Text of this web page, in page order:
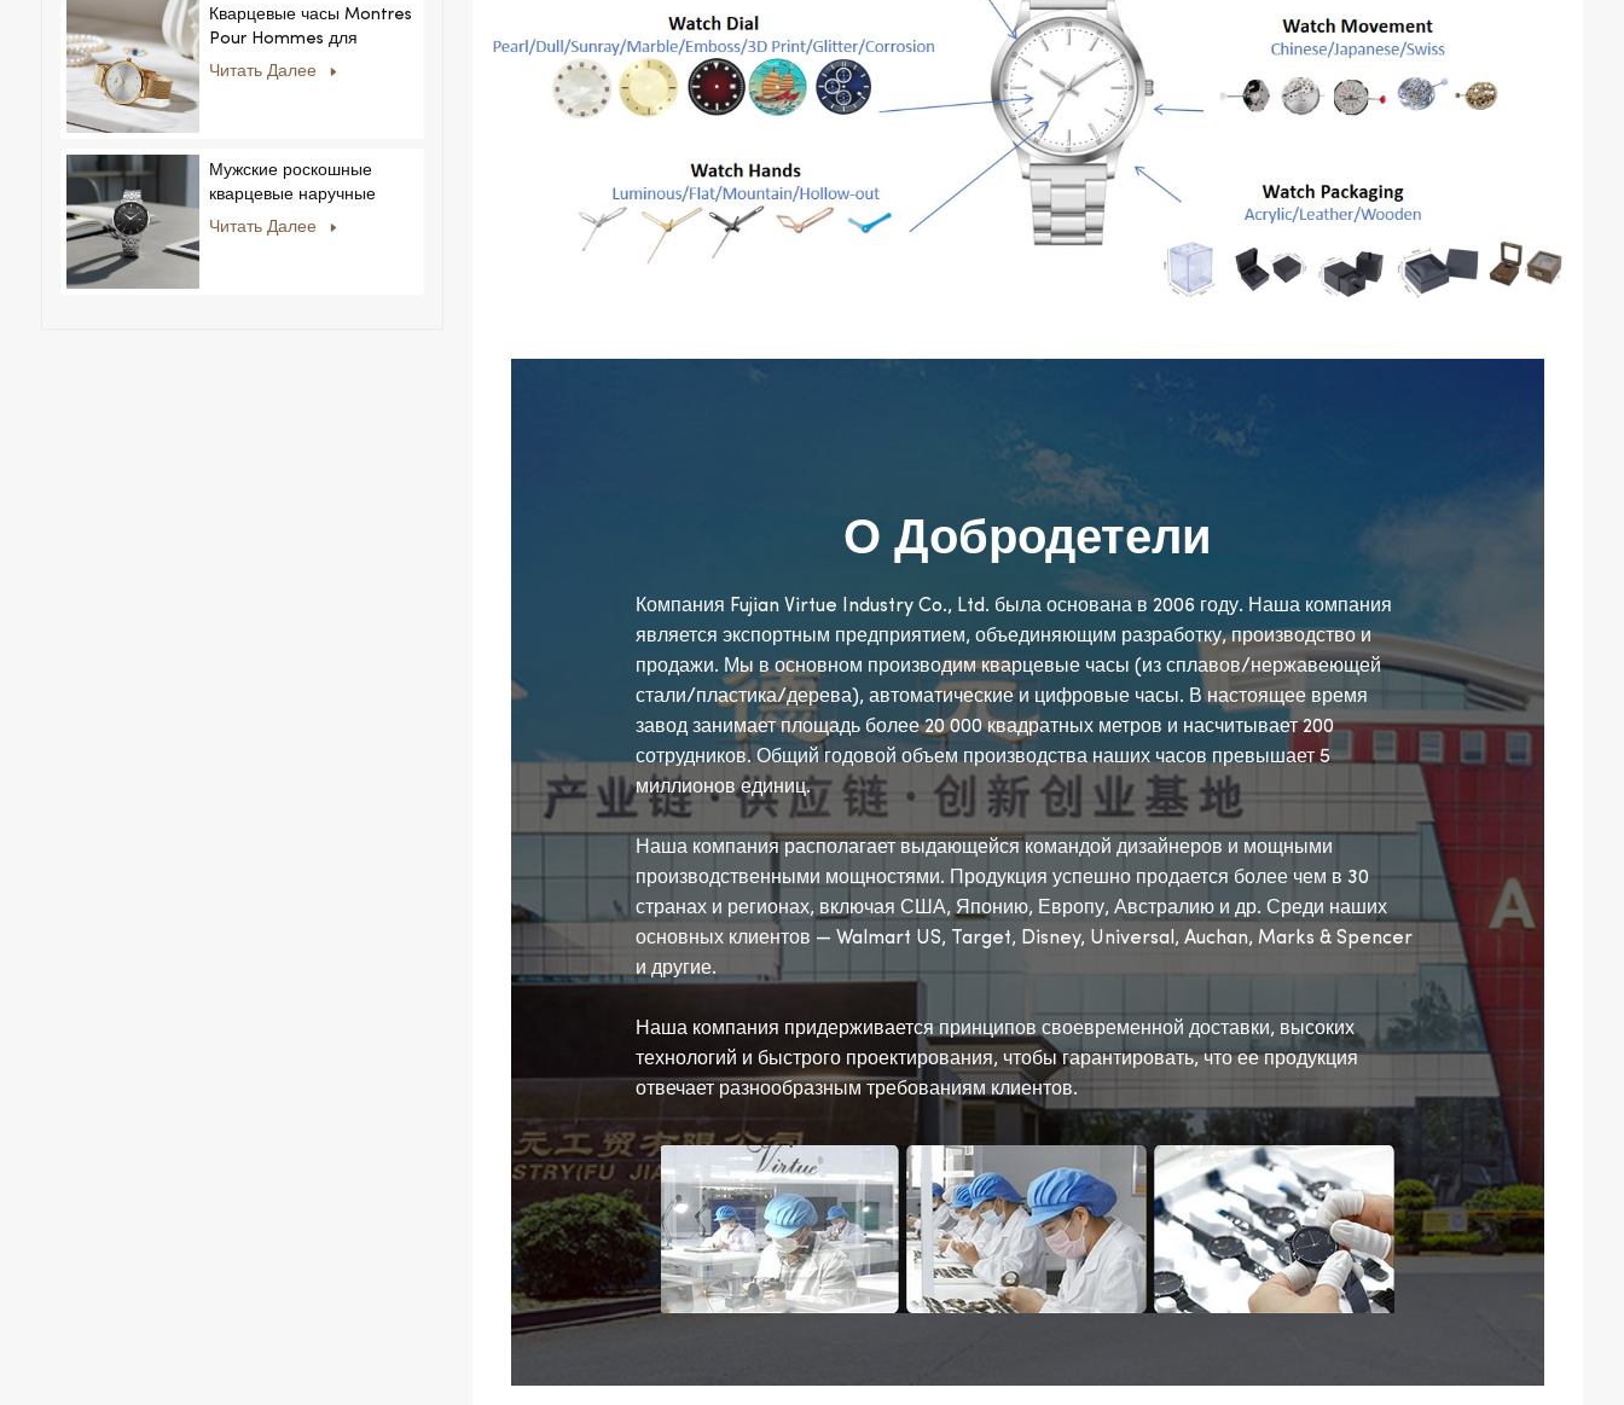
Кварцевые часы Montres
Pour Hommes для
мужчин и женщин,
стразами, новый
специальный циферблат.
Читать Далее
Мужские роскошные
кварцевые наручные
часы с ремешком из
Читать Далее
О Добродетели
Компания Fujian Virtue Industry Co., Ltd. была основана в 2006 году. Наша компания
является экспортным предприятием, объединяющим разработку, производство и
продажи. Мы в основном производим кварцевые часы (из сплавов/нержавеющей
стали/пластика/дерева), автоматические и цифровые часы. В настоящее время
завод занимает площадь более 20 000 квадратных метров и насчитывает 200
сотрудников. Общий годовой объем производства наших часов превышает 5
миллионов единиц.
Наша компания располагает выдающейся командой дизайнеров и мощными
производственными мощностями. Продукция успешно продается более чем в 30
странах и регионах, включая США, Японию, Европу, Австралию и др. Среди наших
основных клиентов — Walmart US, Target, Disney, Universal, Auchan, Marks & Spencer
и другие.
Наша компания придерживается принципов своевременной доставки, высоких
технологий и быстрого проектирования, чтобы гарантировать, что ее продукция
отвечает разнообразным требованиям клиентов.